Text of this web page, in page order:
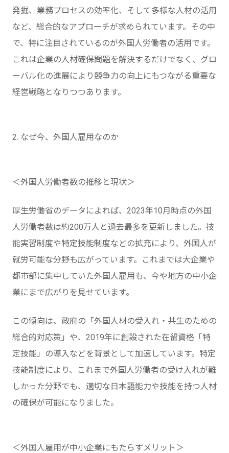
発掘、業務プロセスの効率化、そして多様な人材の活用
など、総合的なアプローチが求められています。その中
で、特に注目されているのが外国人労働者の活用です。
これは企業の人材確保問題を解決するだけでなく、グロ
ーバル化の進展により競争力の向上にもつながる重要な
経営戦略となりつつあります。
2. なぜ今、外国人雇用なのか
＜外国人労働者数の推移と現状＞
厚生労働省のデータによれば、2023年10月時点の外国
人労働者数は約200万人と過去最多を更新しました。技
能実習制度や特定技能制度などの拡充により、外国人が
就労可能な分野も広がっています。これまでは大企業や
都市部に集中していた外国人雇用も、今や地方の中小企
業にまで広がりを見せています。
この傾向は、政府の「外国人材の受入れ・共生のための
総合的対応策」や、2019年に創設された在留資格「特
定技能」の導入などを背景として加速しています。特定
技能制度により、これまで外国人労働者の受け入れが難
しかった分野でも、適切な日本語能力や技能を持つ人材
の確保が可能になりました。
＜外国人雇用が中小企業にもたらすメリット＞